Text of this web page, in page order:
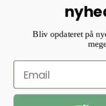
Bliv opdateret på